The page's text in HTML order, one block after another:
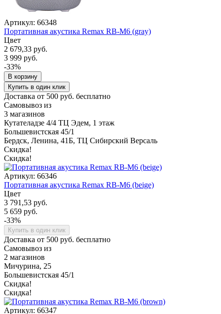
Артикул: 66348
Портативная акустика Remax RB-M6 (gray)
Цвет
2 679,33 руб.
3 999 руб.
-33%
В корзину
Купить в один клик
Доставка от 500 руб. бесплатно
Самовывоз из
3 магазинов
Кутателадзе 4/4 ТЦ Эдем, 1 этаж
Большевистская 45/1
Бердск, Ленина, 41Б, ТЦ Сибирский Версаль
Скидка!
Скидка!
Артикул: 66346
Портативная акустика Remax RB-M6 (beige)
Цвет
3 791,53 руб.
5 659 руб.
-33%
Купить в один клик
Доставка от 500 руб. бесплатно
Самовывоз из
2 магазинов
Мичурина, 25
Большевистская 45/1
Скидка!
Скидка!
Артикул: 66347